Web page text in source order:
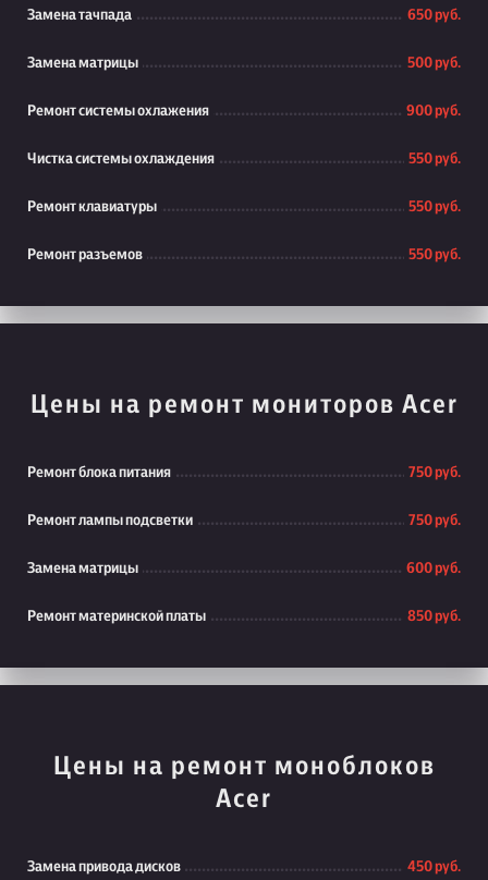
Замена тачпада 650 руб.
Замена матрицы 500 руб.
Ремонт системы охлажения 900 руб.
Чистка системы охлаждения 550 руб.
Ремонт клавиатуры 550 руб.
Ремонт разъемов 550 руб.
Цены на ремонт мониторов Acer
Ремонт блока питания 750 руб.
Ремонт лампы подсветки 750 руб.
Замена матрицы 600 руб.
Ремонт материнской платы 850 руб.
Цены на ремонт моноблоков
Acer
Замена привода дисков 450 руб.